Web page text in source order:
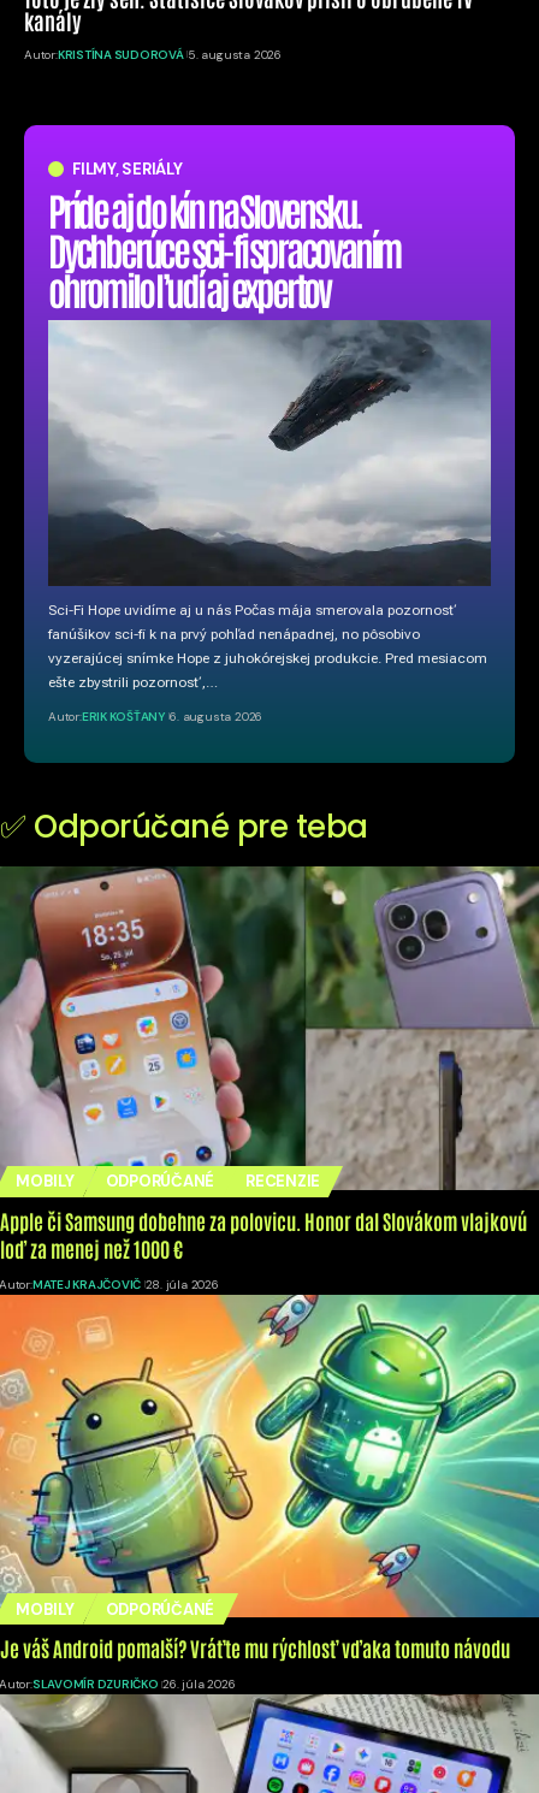
FILMY, SERIÁLY
Príde aj do kín na Slovensku.
Dychberúce sci-fi spracovaním
ohromilo ľudí aj expertov
Sci-Fi Hope uvidíme aj u nás Počas mája smerovala pozornosť
fanúšikov sci-fi k na prvý pohľad nenápadnej, no pôsobivo
vyzerajúcej snímke Hope z juhokórejskej produkcie. Pred mesiacom
ešte zbystrili pozornosť,…
Autor:ERIK KOŠŤANY 6. augusta 2026
kanály
Autor:KRISTÍNA SUDOROVÁ 5. augusta 2026
✅ Odporúčané pre teba
MOBILY ODPORÚČANÉ RECENZIE
Apple či Samsung dobehne za polovicu. Honor dal Slovákom vlajkovú
loď za menej než 1000 €
Autor:MATEJ KRAJČOVIČ 28. júla 2026
MOBILY ODPORÚČANÉ
Je váš Android pomalší? Vráťte mu rýchlosť vďaka tomuto návodu
Autor:SLAVOMÍR DZURIČKO 26. júla 2026